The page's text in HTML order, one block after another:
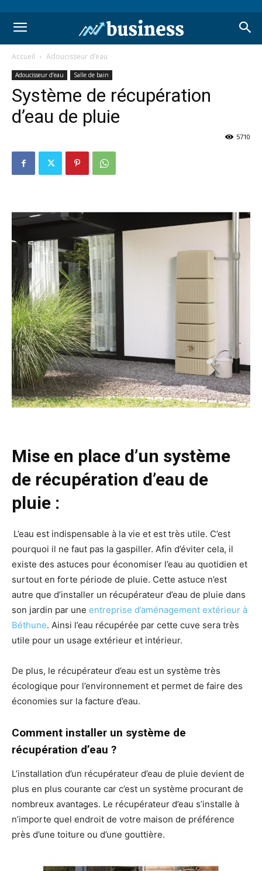
Accueil Adoucisseur d’eau
Adoucisseur d’eau Salle de bain
Système de récupération
d’eau de pluie
5710
Mise en place d’un système
de récupération d’eau de
pluie :
L’eau est indispensable à la vie et est très utile. C’est
pourquoi il ne faut pas la gaspiller. Afin d’éviter cela, il
existe des astuces pour économiser l’eau au quotidien et
surtout en forte période de pluie. Cette astuce n’est
autre que d’installer un récupérateur d’eau de pluie dans
son jardin par une entreprise d’aménagement extérieur à
Béthune. Ainsi l’eau récupérée par cette cuve sera très
utile pour un usage extérieur et intérieur.
De plus, le récupérateur d’eau est un système très
écologique pour l’environnement et permet de faire des
économies sur la facture d’eau.
Comment installer un système de
récupération d’eau ?
L’installation d’un récupérateur d’eau de pluie devient de
plus en plus courante car c’est un système procurant de
nombreux avantages. Le récupérateur d’eau s’installe à
n’importe quel endroit de votre maison de préférence
près d’une toiture ou d’une gouttière.